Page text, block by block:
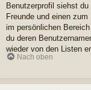
Benutzerprofil siehst
Freunde und einen
im persönlichen
du deren
wieder von den Listen
Nach oben